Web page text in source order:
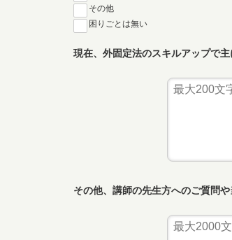
その他
困りごとは無い
現在、外固定法のスキルアップで
その他、講師の先生方へのご質問